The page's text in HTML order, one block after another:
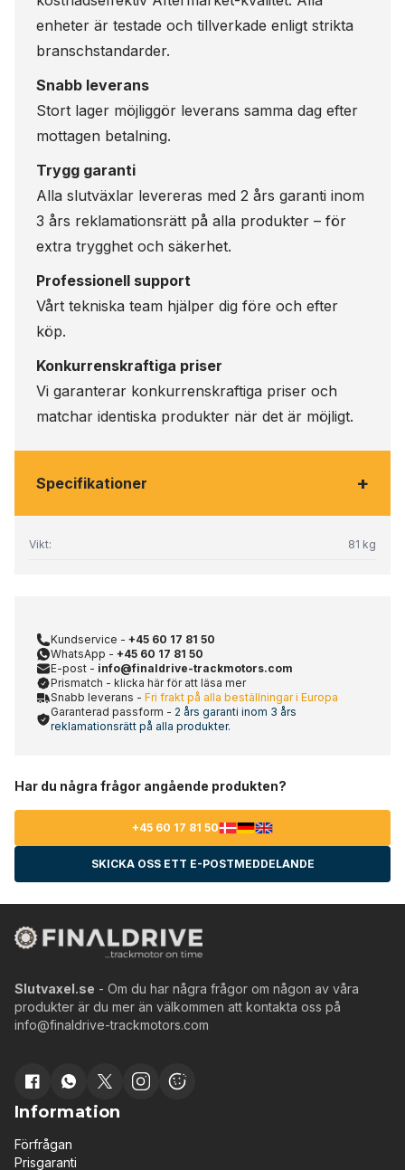
enheter är testade och tillverkade enligt strikta
branschstandarder.
Snabb leverans
Stort lager möjliggör leverans samma dag efter
mottagen betalning.
Trygg garanti
Alla slutväxlar levereras med 2 års garanti inom
3 års reklamationsrätt på alla produkter – för
extra trygghet och säkerhet.
Professionell support
Vårt tekniska team hjälper dig före och efter
köp.
Konkurrenskraftiga priser
Vi garanterar konkurrenskraftiga priser och
matchar identiska produkter när det är möjligt.
Specifikationer +
Vikt: 81 kg
Kundservice - +45 60 17 81 50
WhatsApp - +45 60 17 81 50
E-post - info@finaldrive-trackmotors.com
Prismatch - klicka här för att läsa mer
Snabb leverans - Fri frakt på alla beställningar i Europa
Garanterad passform - 2 års garanti inom 3 års
reklamationsrätt på alla produkter.
Har du några frågor angående produkten?
+45 60 17 81 50
SKICKA OSS ETT E-POSTMEDDELANDE
Slutvaxel.se - Om du har några frågor om någon av våra
produkter är du mer än välkommen att kontakta oss på
info@finaldrive-trackmotors.com
Information
Förfrågan
Prisgaranti